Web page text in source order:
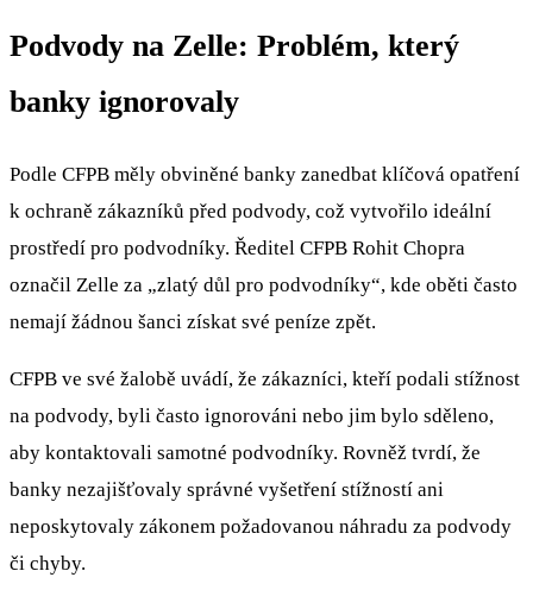
Podvody na Zelle: Problém, který
banky ignorovaly
Podle CFPB měly obviněné banky zanedbat klíčová opatření
k ochraně zákazníků před podvody, což vytvořilo ideální
prostředí pro podvodníky. Ředitel CFPB Rohit Chopra
označil Zelle za „zlatý důl pro podvodníky“, kde oběti často
nemají žádnou šanci získat své peníze zpět.
CFPB ve své žalobě uvádí, že zákazníci, kteří podali stížnost
na podvody, byli často ignorováni nebo jim bylo sděleno,
aby kontaktovali samotné podvodníky. Rovněž tvrdí, že
banky nezajišťovaly správné vyšetření stížností ani
neposkytovaly zákonem požadovanou náhradu za podvody
či chyby.